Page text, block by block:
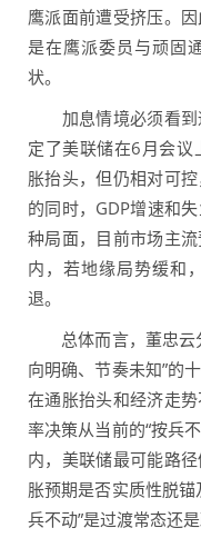
鹰派面前遭受挤压。
是在鹰派委员与顽固
状。
加息情境必须看到
定了美联储在6月会议
胀抬头，但仍相对可
的同时，GDP增速和
种局面，目前市场主
内，若地缘局势缓和
退。
总体而言，董忠云
向明确、节奏未知”的
在通胀抬头和经济走
率决策从当前的“按兵
内，美联储最可能路
胀预期是否实质性脱
兵不动”是过渡常态还